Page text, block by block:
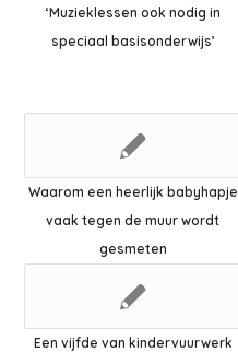
‘Muzieklessen ook nodig in
speciaal basisonderwijs’
Waarom een heerlijk babyhapje
vaak tegen de muur wordt
gesmeten
Een vijfde van kindervuurwerk